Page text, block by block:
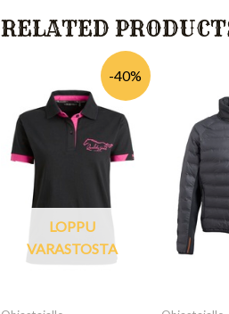
RELATED
-40%
LOPPU
VARASTOSTA